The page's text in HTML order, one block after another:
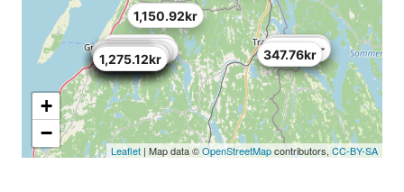
1,051.56kr
885.96kr
968.76kr
1,184.04kr
1,929.24kr
1,126.08kr
1,275.12kr
670.68kr
712.08kr
554.76kr
1,672.56kr
1,738.8kr
1,987.2kr
1,283.4kr
753.48kr
728.64kr
347.76kr
1,672.56kr
1,150.92kr
+
−
Leaflet | Map data ©OpenStreetMapcontributors, CC-BY-SA